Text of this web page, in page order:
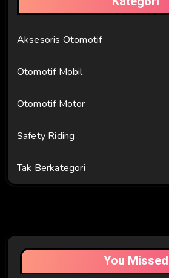
Aksesoris Otomotif
Otomotif Mobil
Otomotif Motor
Safety Riding
Tak Berkategori
You Missed